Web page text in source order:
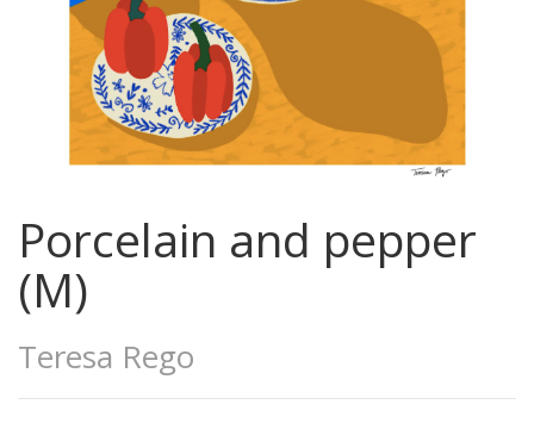
Porcelain and pepper
(M)
Teresa Rego